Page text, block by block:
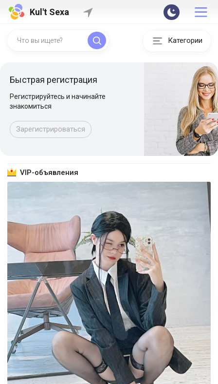
Kul't Sexa
Категории
Быстрая регистрация
Регистрируйтесь и начинайте
знакомиться
Зарегистрироваться
VIP-объявления